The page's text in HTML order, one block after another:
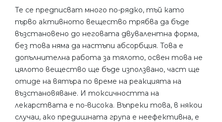
Те се предписват много по-рядко, тъй като
първо активното вещество трябва да бъде
възстановено до неговата двувалентна форма,
без това няма да настъпи абсорбция. Това е
допълнителна работа за тялото, освен това не
цялото вещество ще бъде използвано, част ще
отиде на вятъра по време на реакцията на
възстановяване. И токсичността на
лекарствата е по-висока. Въпреки това, в някои
случаи, ако предишната група е неефективна, е